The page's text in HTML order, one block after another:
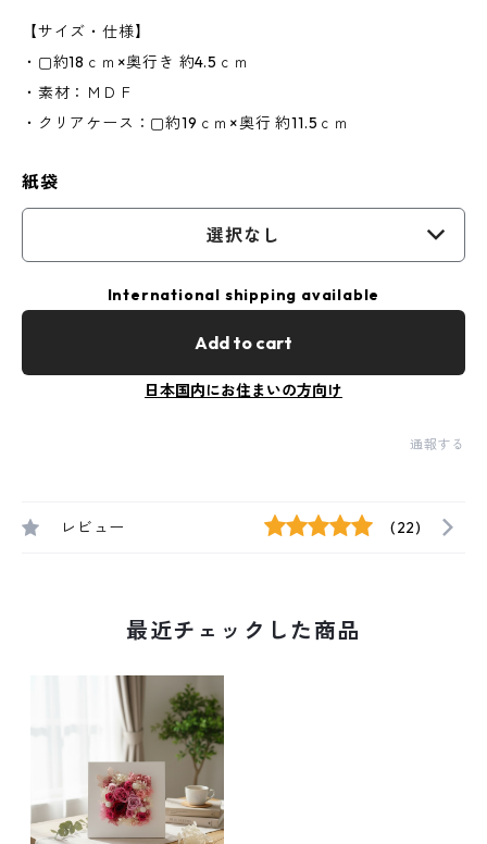
【サイズ・仕様】
・▢約18ｃｍ×奥行き 約4.5ｃｍ
・素材：ＭＤＦ
・クリアケース：▢約19ｃｍ×奥行 約11.5ｃｍ
紙袋
選択なし
International shipping available
Add to cart
日本国内にお住まいの方向け
通報する
レビュー (22)
最近チェックした商品